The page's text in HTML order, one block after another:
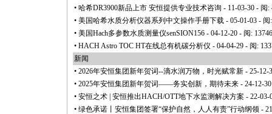
• 哈希DR3900新品上市 安恒提供专业技术咨询 - 11-03-30 - 阅:
• 美国哈希水质分析仪器系列中文操作手册下载 - 05-01-03 - 阅
• 美国Hach多参数水质测量仪senSION156 - 04-12-20 - 阅:
• HACH Astro TOC HT在线总有机碳分析仪 - 04-04-29 - 阅:
新闻
• 2026年安恒集团新年贺词--滴水润万物，时光赋常新 - 25-12-
• 2025年安恒集团新年贺词——务实创新，期待未来 - 24-12-
• 安恒之术 | 安恒推出HACH/OTT地下水监测解决方案 - 22-03-
• 绿色承诺丨安恒集团签署“保护自然，人人有责”行动纲领 -